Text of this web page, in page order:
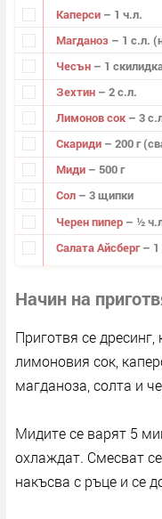
Каперси – 1 ч.л.
Магданоз – 1 с.л.
Чесън – 1
Зехтин – 2 с.л.
Лимонов сок – 3
Скариди – 200 г
Миди – 500 г
Сол – 3 щипки
Черен пипер – ½
Салата Айсберг– 1
Начин на
Приготвя се дресинг,
лимоновия сок,
магданоза, солта и
Мидите се варят 5
охлаждат. Смесват
накъсва с ръце и се